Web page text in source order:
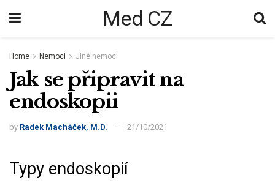
Med CZ
Home Nemoci Jiné nemoci
Jak se připravit na
endoskopii
by Radek Macháček, M.D. 21/10/2021
Typy endoskopií